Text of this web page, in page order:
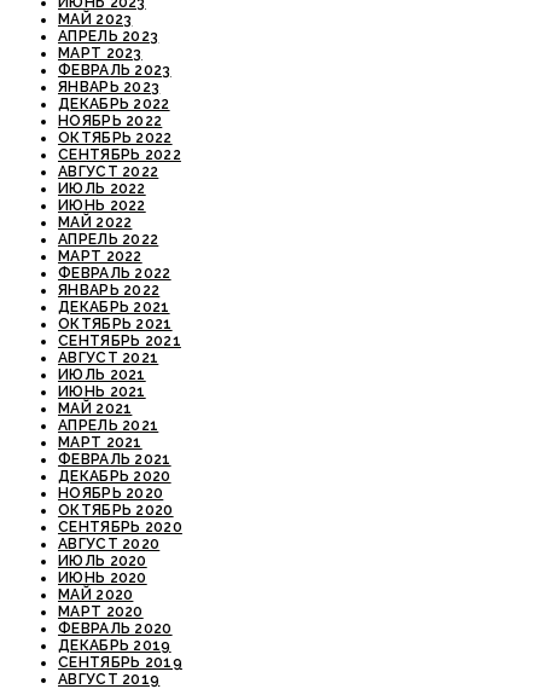
МАЙ 2023
АПРЕЛЬ 2023
МАРТ 2023
ФЕВРАЛЬ 2023
ЯНВАРЬ 2023
ДЕКАБРЬ 2022
НОЯБРЬ 2022
ОКТЯБРЬ 2022
СЕНТЯБРЬ 2022
АВГУСТ 2022
ИЮЛЬ 2022
ИЮНЬ 2022
МАЙ 2022
АПРЕЛЬ 2022
МАРТ 2022
ФЕВРАЛЬ 2022
ЯНВАРЬ 2022
ДЕКАБРЬ 2021
ОКТЯБРЬ 2021
СЕНТЯБРЬ 2021
АВГУСТ 2021
ИЮЛЬ 2021
ИЮНЬ 2021
МАЙ 2021
АПРЕЛЬ 2021
МАРТ 2021
ФЕВРАЛЬ 2021
ДЕКАБРЬ 2020
НОЯБРЬ 2020
ОКТЯБРЬ 2020
СЕНТЯБРЬ 2020
АВГУСТ 2020
ИЮЛЬ 2020
ИЮНЬ 2020
МАЙ 2020
МАРТ 2020
ФЕВРАЛЬ 2020
ДЕКАБРЬ 2019
СЕНТЯБРЬ 2019
АВГУСТ 2019